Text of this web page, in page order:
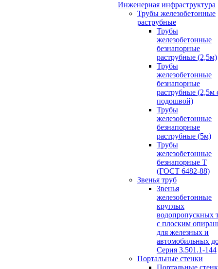
Инженерная инфраструктура
Трубы железобетонные
раструбные
Трубы
железобетонные
безнапорные
раструбные (2,5м)
Трубы
железобетонные
безнапорные
раструбные (2,5м
подошвой)
Трубы
железобетонные
безнапорные
раструбные (5м)
Трубы
железобетонные
безнапорные Т
(ГОСТ 6482-88)
Звенья труб
Звенья
железобетонные
круглых
водопропускных
с плоским
для железных и
автомобильных
Серия 3.501.1-144
Портальные стенки
Портальные